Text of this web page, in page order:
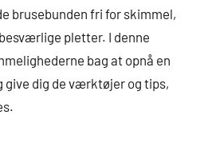
brusebunden fri for skimmel,
pletter. I denne
bag at opnå en
give dig de værktøjer og tips,